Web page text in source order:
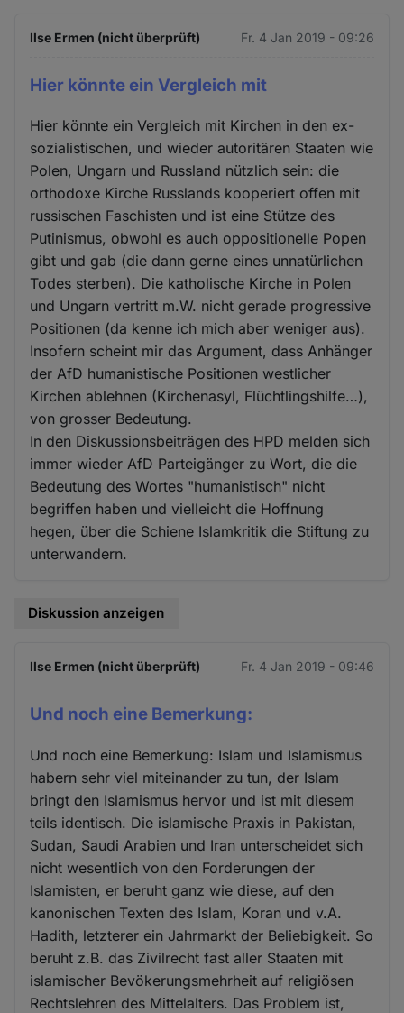
Ilse Ermen (nicht überprüft) Fr. 4 Jan 2019 - 09:26
Hier könnte ein Vergleich mit
Hier könnte ein Vergleich mit Kirchen in den ex-
sozialistischen, und wieder autoritären Staaten wie
Polen, Ungarn und Russland nützlich sein: die
orthodoxe Kirche Russlands kooperiert offen mit
russischen Faschisten und ist eine Stütze des
Putinismus, obwohl es auch oppositionelle Popen
gibt und gab (die dann gerne eines unnatürlichen
Todes sterben). Die katholische Kirche in Polen
und Ungarn vertritt m.W. nicht gerade progressive
Positionen (da kenne ich mich aber weniger aus).
Insofern scheint mir das Argument, dass Anhänger
der AfD humanistische Positionen westlicher
Kirchen ablehnen (Kirchenasyl, Flüchtlingshilfe…),
von grosser Bedeutung.
In den Diskussionsbeiträgen des HPD melden sich
immer wieder AfD Parteigänger zu Wort, die die
Bedeutung des Wortes "humanistisch" nicht
begriffen haben und vielleicht die Hoffnung
hegen, über die Schiene Islamkritik die Stiftung zu
unterwandern.
Diskussion anzeigen
Ilse Ermen (nicht überprüft) Fr. 4 Jan 2019 - 09:46
Und noch eine Bemerkung:
Und noch eine Bemerkung: Islam und Islamismus
habern sehr viel miteinander zu tun, der Islam
bringt den Islamismus hervor und ist mit diesem
teils identisch. Die islamische Praxis in Pakistan,
Sudan, Saudi Arabien und Iran unterscheidet sich
nicht wesentlich von den Forderungen der
Islamisten, er beruht ganz wie diese, auf den
kanonischen Texten des Islam, Koran und v.A.
Hadith, letzterer ein Jahrmarkt der Beliebigkeit. So
beruht z.B. das Zivilrecht fast aller Staaten mit
islamischer Bevökerungsmehrheit auf religiösen
Rechtslehren des Mittelalters. Das Problem ist,